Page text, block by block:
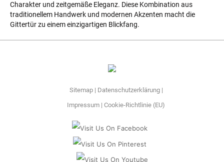
Charakter und zeitgemäße Eleganz. Diese Kombination aus
traditionellem Handwerk und modernen Akzenten macht die
Gittertür zu einem einzigartigen Blickfang.
Sitemap
Datenschutzerklärung
Impressum
Cookie-Richtlinie (EU)